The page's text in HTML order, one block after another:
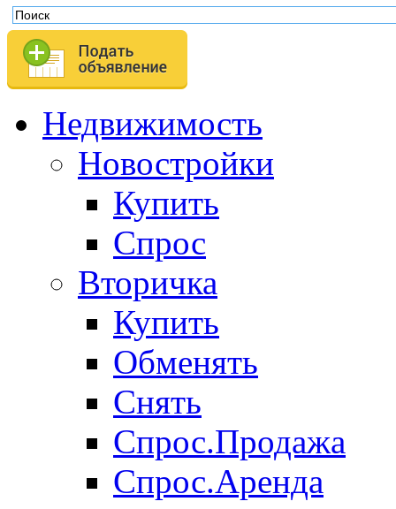
Недвижимость
Новостройки
Купить
Спрос
Вторичка
Купить
Обменять
Снять
Спрос.Продажа
Спрос.Аренда